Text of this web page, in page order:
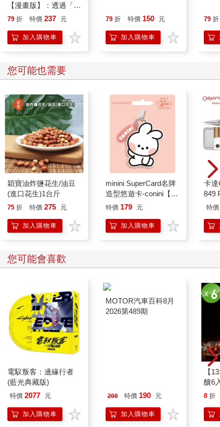
【漫畫版】：透過「小
行動」打開大腦的行動
「行動派」的37個科
學方法
79 折 特價 237 元
加入購物車
79 折 特價 150 元
加入購物車
79 折
您可能也需要
穎寶油炸鹽花生/油豆
(進口花生)1台斤
75 折 特價 275 元
加入購物車
minini SuperCard名牌
造型悠遊卡-conini【受
託代銷】
特價 179 元
加入購物車
卡
849
筆
特價
您可能會喜歡
電馭叛客：邊緣行者
(藍光典藏版)
特價 2077 元
加入購物車
200 特價 190 元
加入購物車
【
釀6
8 折